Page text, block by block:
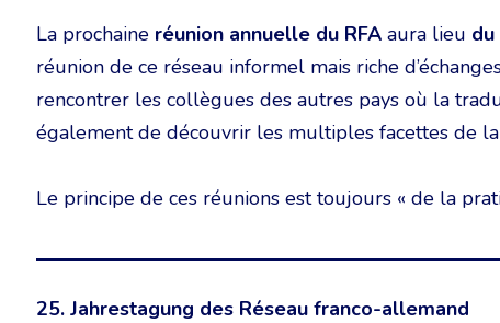
La prochaine réunion annuelle du RFA aura lieu
réunion de ce réseau informel mais riche
rencontrer les collègues des autres pays où la
également de découvrir les multiples facettes de
Le principe de ces réunions est toujours « de la
25. Jahrestagung des Réseau franco-allemand